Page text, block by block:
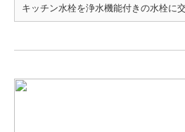
キッチン水栓を浄水機能付きの水栓に交